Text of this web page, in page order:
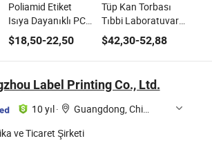
Poliamid Etiket
Isıya Dayanıklı PCB
Kartı 260 Dereceye
Kadar Etiket
$18,50-22,50
Tüp Kan Torbası
Tıbbi Laboratuvar
Dondurma Düşük
Sıcaklık Etiketi -196
$42,30-52,88
Label Printing Co., Ltd.
10 yıl·
Guangdong, China
ve Ticaret Şirketi